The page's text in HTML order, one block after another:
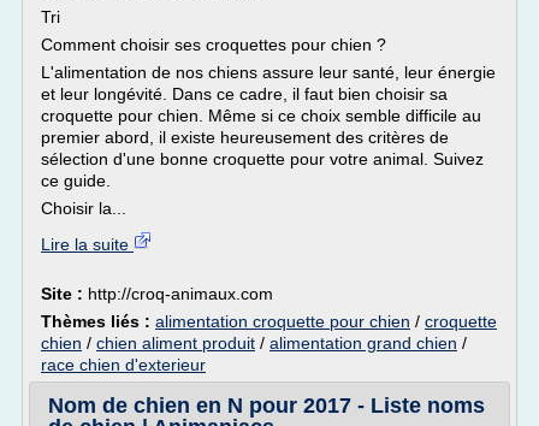
Tri
Comment choisir ses croquettes pour chien ?
L'alimentation de nos chiens assure leur santé, leur énergie
et leur longévité. Dans ce cadre, il faut bien choisir sa
croquette pour chien. Même si ce choix semble difficile au
premier abord, il existe heureusement des critères de
sélection d'une bonne croquette pour votre animal. Suivez
ce guide.
Choisir la...
Lire la suite
Site : http://croq-animaux.com
Thèmes liés : alimentation croquette pour chien / croquette
chien / chien aliment produit / alimentation grand chien /
race chien d'exterieur
Nom de chien en N pour 2017 - Liste noms